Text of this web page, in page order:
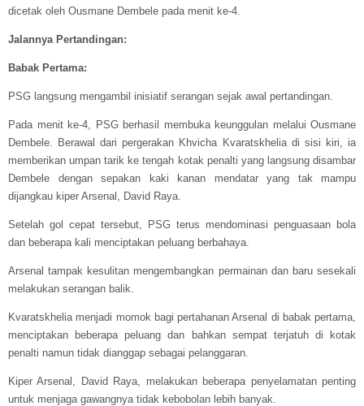
dicetak oleh Ousmane Dembele pada menit ke-4.
Jalannya Pertandingan:
Babak Pertama:
PSG langsung mengambil inisiatif serangan sejak awal pertandingan.
Pada menit ke-4, PSG berhasil membuka keunggulan melalui Ousmane
Dembele. Berawal dari pergerakan Khvicha Kvaratskhelia di sisi kiri, ia
memberikan umpan tarik ke tengah kotak penalti yang langsung disambar
Dembele dengan sepakan kaki kanan mendatar yang tak mampu
dijangkau kiper Arsenal, David Raya.
Setelah gol cepat tersebut, PSG terus mendominasi penguasaan bola
dan beberapa kali menciptakan peluang berbahaya.
Arsenal tampak kesulitan mengembangkan permainan dan baru sesekali
melakukan serangan balik.
Kvaratskhelia menjadi momok bagi pertahanan Arsenal di babak pertama,
menciptakan beberapa peluang dan bahkan sempat terjatuh di kotak
penalti namun tidak dianggap sebagai pelanggaran.
Kiper Arsenal, David Raya, melakukan beberapa penyelamatan penting
untuk menjaga gawangnya tidak kebobolan lebih banyak.